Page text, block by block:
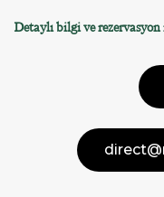
Detaylı bilgi ve